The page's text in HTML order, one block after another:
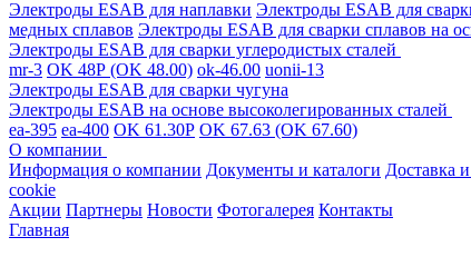
Электроды ESAB для наплавки Электроды ESAB для
медных сплавов Электроды ESAB для сварки сплавов на
Электроды ESAB для сварки углеродистых сталей
mr-3 OK 48Р (OK 48.00) ok-46.00 uonii-13
Электроды ESAB для сварки чугуна
Электроды ESAB на основе высоколегированных сталей
ea-395 ea-400 OK 61.30Р OK 67.63 (OK 67.60)
О компании
Информация о компании Документы и каталоги Доставка
cookie
Акции Партнеры Новости Фотогалерея Контакты
Главная